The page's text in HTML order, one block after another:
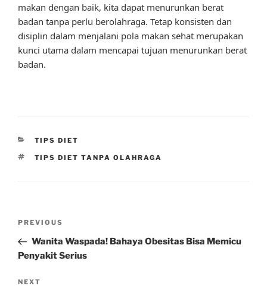
makan dengan baik, kita dapat menurunkan berat
badan tanpa perlu berolahraga. Tetap konsisten dan
disiplin dalam menjalani pola makan sehat merupakan
kunci utama dalam mencapai tujuan menurunkan berat
badan.
CATEGORIES
TIPS DIET
TAGS
TIPS DIET TANPA OLAHRAGA
Previous
Post
PREVIOUS
Wanita Waspada! Bahaya Obesitas Bisa Memicu
Penyakit Serius
Next
NEXT